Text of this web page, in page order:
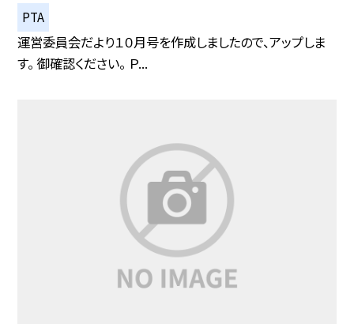
PTA
運営委員会だより１０月号を作成しましたので、アップしま
す。 御確認ください。 Ｐ...